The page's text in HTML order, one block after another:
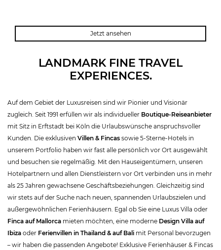
Jetzt ansehen
LANDMARK FINE TRAVEL
EXPERIENCES.
Auf dem Gebiet der Luxusreisen sind wir Pionier und Visionär
zugleich. Seit 1991 erfüllen wir als individueller Boutique-Reiseanbieter
mit Sitz in Erftstadt bei Köln die Urlaubswünsche anspruchsvoller
Kunden. Die exklusiven Villen & Fincas sowie 5-Sterne-Hotels in
unserem Portfolio haben wir fast alle persönlich vor Ort ausgewählt
und besuchen sie regelmäßig. Mit den Hauseigentümern, unseren
Hotelpartnern und allen Dienstleistern vor Ort verbinden uns in mehr
als 25 Jahren gewachsene Geschäftsbeziehungen. Gleichzeitig sind
wir stets auf der Suche nach neuen, spannenden Urlaubszielen und
außergewöhnlichen Ferienhäusern. Egal ob Sie eine Luxus Villa oder
Finca auf Mallorca mieten möchten, eine moderne Design Villa auf
Ibiza oder Ferienvillen in Thailand & auf Bali mit Personal bevorzugen
– wir haben die passenden Angebote! Exklusive Ferienhäuser & Fincas